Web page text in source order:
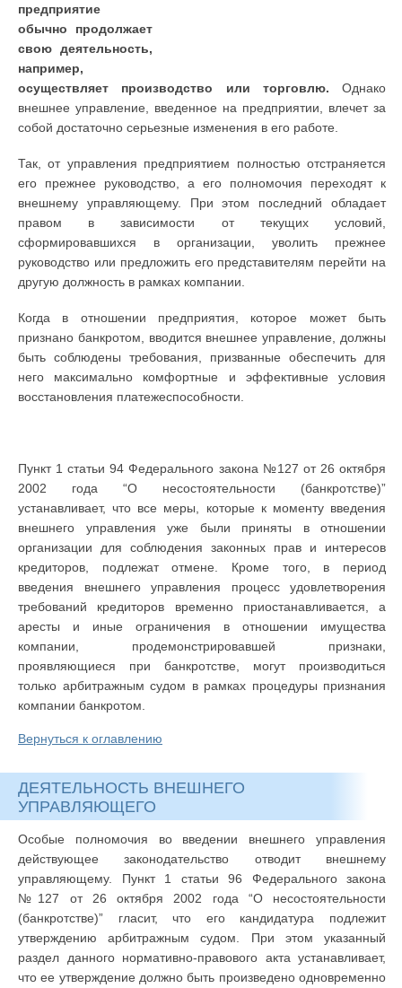
предприятие
обычно продолжает
свою деятельность,
например,
осуществляет производство или торговлю. Однако
внешнее управление, введенное на предприятии, влечет за
собой достаточно серьезные изменения в его работе.
Так, от управления предприятием полностью отстраняется
его прежнее руководство, а его полномочия переходят к
внешнему управляющему. При этом последний обладает
правом в зависимости от текущих условий,
сформировавшихся в организации, уволить прежнее
руководство или предложить его представителям перейти на
другую должность в рамках компании.
Когда в отношении предприятия, которое может быть
признано банкротом, вводится внешнее управление, должны
быть соблюдены требования, призванные обеспечить для
него максимально комфортные и эффективные условия
восстановления платежеспособности.
Пункт 1 статьи 94 Федерального закона №127 от 26 октября
2002 года “О несостоятельности (банкротстве)”
устанавливает, что все меры, которые к моменту введения
внешнего управления уже были приняты в отношении
организации для соблюдения законных прав и интересов
кредиторов, подлежат отмене. Кроме того, в период
введения внешнего управления процесс удовлетворения
требований кредиторов временно приостанавливается, а
аресты и иные ограничения в отношении имущества
компании, продемонстрировавшей признаки,
проявляющиеся при банкротстве, могут производиться
только арбитражным судом в рамках процедуры признания
компании банкротом.
Вернуться к оглавлению
ДЕЯТЕЛЬНОСТЬ ВНЕШНЕГО
УПРАВЛЯЮЩЕГО
Особые полномочия во введении внешнего управления
действующее законодательство отводит внешнему
управляющему. Пункт 1 статьи 96 Федерального закона
№127 от 26 октября 2002 года “О несостоятельности
(банкротстве)” гласит, что его кандидатура подлежит
утверждению арбитражным судом. При этом указанный
раздел данного нормативно-правового акта устанавливает,
что ее утверждение должно быть произведено одновременно